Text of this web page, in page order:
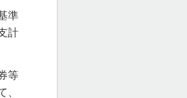
準
計
等